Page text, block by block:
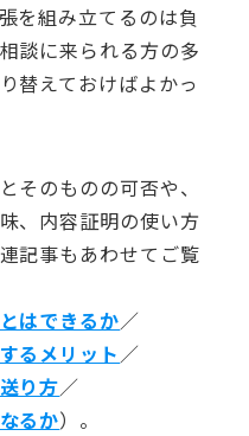
を組み立てるのは負
談に来られる方の多
替えておけばよかっ
そのものの可否や、
、内容証明の使い方
記事もあわせてご覧
はできるか／
るメリット ／
り方／
るか）。